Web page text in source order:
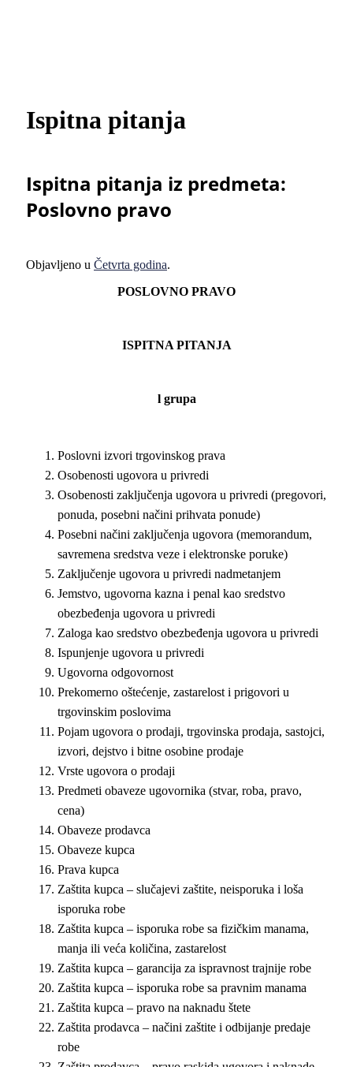
Ispitna pitanja
Ispitna pitanja iz predmeta:
Poslovno pravo
Objavljeno u Četvrta godina.
POSLOVNO PRAVO
ISPITNA PITANJA
l grupa
Poslovni izvori trgovinskog prava
Osobenosti ugovora u privredi
Osobenosti zaključenja ugovora u privredi (pregovori,
ponuda, posebni načini prihvata ponude)
Posebni načini zaključenja ugovora (memorandum,
savremena sredstva veze i elektronske poruke)
Zaključenje ugovora u privredi nadmetanjem
Jemstvo, ugovorna kazna i penal kao sredstvo
obezbeđenja ugovora u privredi
Zaloga kao sredstvo obezbeđenja ugovora u privredi
Ispunjenje ugovora u privredi
Ugovorna odgovornost
Prekomerno oštećenje, zastarelost i prigovori u
trgovinskim poslovima
Pojam ugovora o prodaji, trgovinska prodaja, sastojci,
izvori, dejstvo i bitne osobine prodaje
Vrste ugovora o prodaji
Predmeti obaveze ugovornika (stvar, roba, pravo,
cena)
Obaveze prodavca
Obaveze kupca
Prava kupca
Zaštita kupca – slučajevi zaštite, neisporuka i loša
isporuka robe
Zaštita kupca – isporuka robe sa fizičkim manama,
manja ili veća količina, zastarelost
Zaštita kupca – garancija za ispravnost trajnije robe
Zaštita kupca – isporuka robe sa pravnim manama
Zaštita kupca – pravo na naknadu štete
Zaštita prodavca – načini zaštite i odbijanje predaje
robe